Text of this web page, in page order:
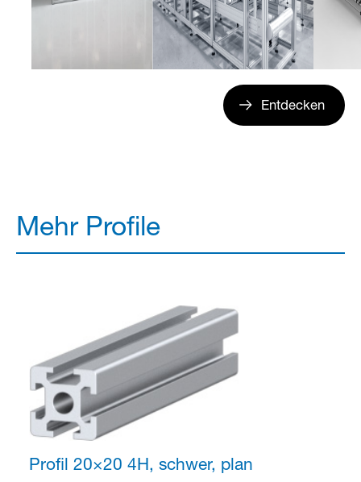
Entdecken
Mehr Profile
Profil 20×20 4H, schwer, plan